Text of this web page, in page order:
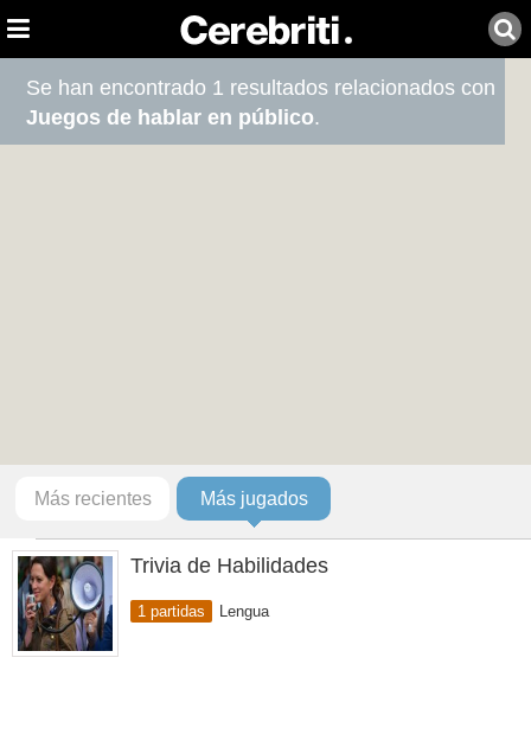
Se han encontrado 1 resultados relacionados con
Juegos de hablar en público.
Más recientes Más jugados
Trivia de Habilidades
1 partidas Lengua